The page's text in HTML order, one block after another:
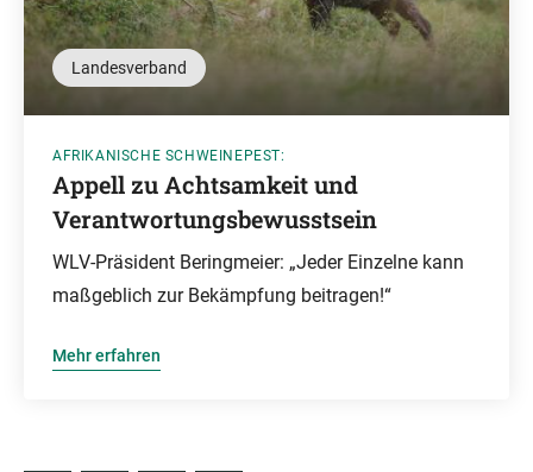
Landesverband
AFRIKANISCHE SCHWEINEPEST:
Appell zu Achtsamkeit und
Verantwortungsbewusstsein
WLV-Präsident Beringmeier: „Jeder Einzelne kann
maßgeblich zur Bekämpfung beitragen!“
Mehr erfahren